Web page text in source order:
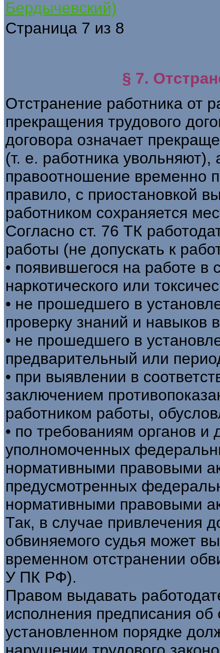
Бердычевский)
Страница 7 из 8
§ 7.
Отстранение работника от
прекращения трудового
договора означает
(т. е. работника
правоотношение временно
правило, с приостановкой
работником сохраняется
Согласно ст. 76 ТК
работы (не допускать к
• появившегося на работе в
наркотического или
• не прошедшего в
проверку знаний и навыков
• не прошедшего в
предварительный или
• при выявлении в
заключением
работником работы,
• по требованиям органов и
уполномоченных
нормативными правовыми
предусмотренных
нормативными правовыми
Так, в случае привлечения
обвиняемого судья может
временном отстранении
У ПК РФ).
Правом выдавать
исполнения предписания
установленном порядке